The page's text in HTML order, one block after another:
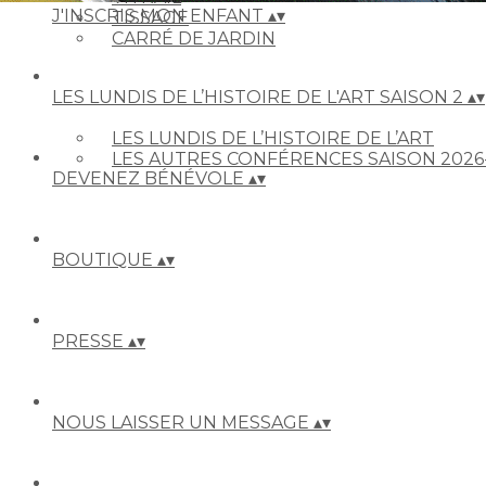
TISSAGE
CARRÉ DE JARDIN
J'INSCRIS MON ENFANT ▴▾
LES LUNDIS DE L’HISTOIRE DE L'ART SAISON 2 ▴▾
LES LUNDIS DE L’HISTOIRE DE L’ART
LES AUTRES CONFÉRENCES SAISON
DEVENEZ BÉNÉVOLE ▴▾
BOUTIQUE ▴▾
PRESSE ▴▾
NOUS LAISSER UN MESSAGE ▴▾